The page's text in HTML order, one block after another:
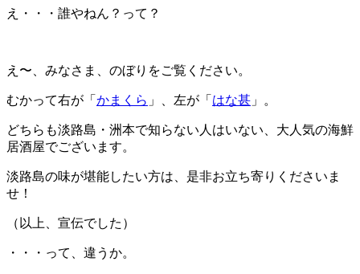
え・・・誰やねん？って？
え〜、みなさま、のぼりをご覧ください。
むかって右が「 かまくら 」、左が「 はな甚 」。
どちらも淡路島・洲本で知らない人はいない、大人気の海鮮
居酒屋でございます。
淡路島の味が堪能したい方は、是非お立ち寄りくださいま
せ！
（以上、宣伝でした）
・・・って、違うか。